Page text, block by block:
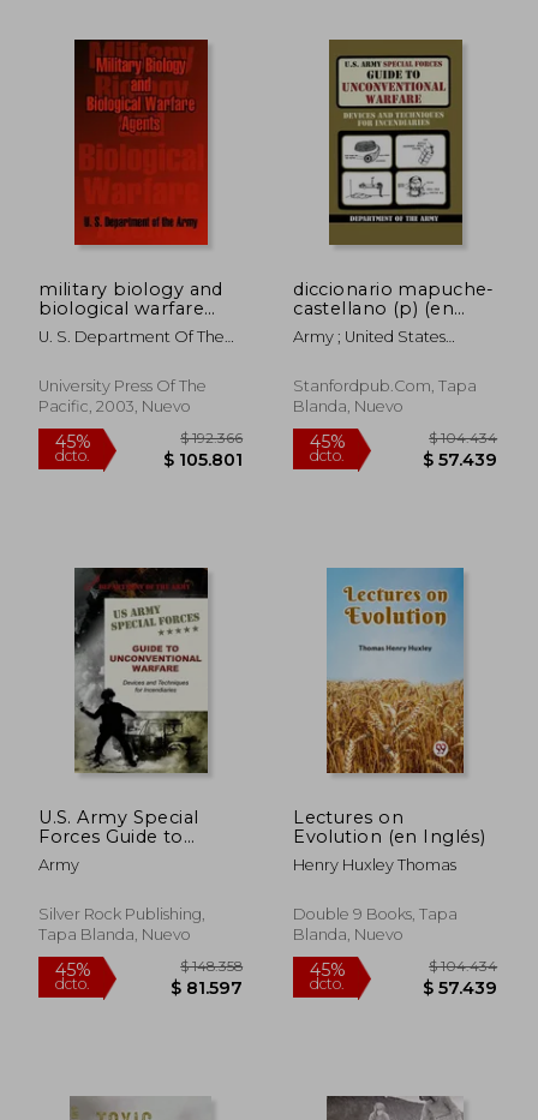
dcto. $ 141.488 dcto.
45%
dcto. $ 323.267
45%
dcto.
military biology and
biological warfare
agents (en Inglés)
U. S. Department Of The
University Press Of The
Pacific, 2003, Nuevo
diccionario mapuche-
castellano (p) (en
Inglés)
Army ; United States
Stanfordpub.com, Tapa
Blanda, Nuevo
U.S. Army Special
Forces Guide to
Unconventional
Warfare: Devices and
Incendiaries
Army
Silver Rock Publishing,
Tapa Blanda, Nuevo
Lectures on
Evolution (en Inglés)
Henry Huxley Thomas
Double 9 Books, Tapa
Blanda, Nuevo